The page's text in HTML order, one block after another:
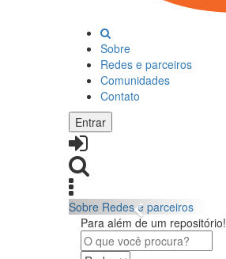
Sobre
Redes e parceiros
Comunidades
Contato
Entrar
Sobre Redes e parceiros
Para além de um repositório!